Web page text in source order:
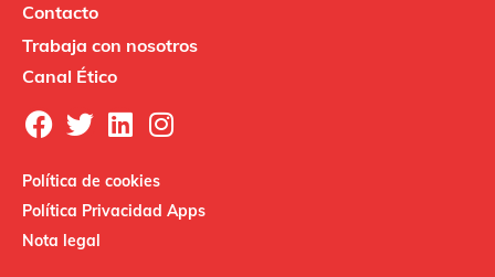
Contacto
Trabaja con nosotros
Canal Ético
Política de cookies
Política Privacidad Apps
Nota legal